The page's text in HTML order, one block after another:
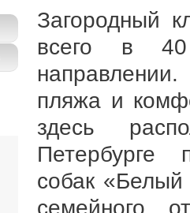
Загородный
всего в
пляжа и
здесь
Петербурге
собак «Белый